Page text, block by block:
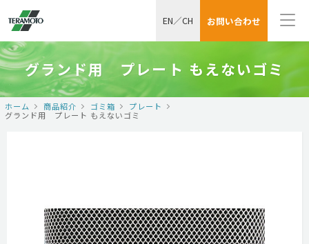
お問い合わせ
EN／CH
グランド用 プレート もえないゴミ
ホーム 商品紹介 ゴミ箱
プレート
グランド用 プレート もえないゴミ